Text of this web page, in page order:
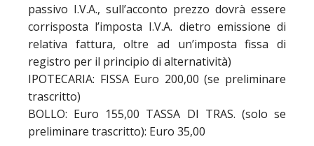
passivo I.V.A., sull’acconto prezzo dovrà essere
corrisposta l’imposta I.V.A. dietro emissione di
relativa fattura, oltre ad un’imposta fissa di
registro per il principio di alternatività)
IPOTECARIA: FISSA Euro 200,00 (se preliminare
trascritto)
BOLLO: Euro 155,00 TASSA DI TRAS. (solo se
preliminare trascritto): Euro 35,00